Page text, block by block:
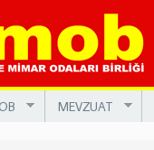
MEVZUAT